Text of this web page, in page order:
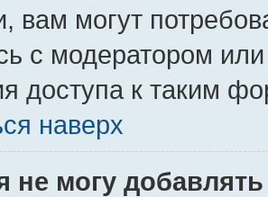
вам могут
с модератором
доступа к таким
наверх
не могу